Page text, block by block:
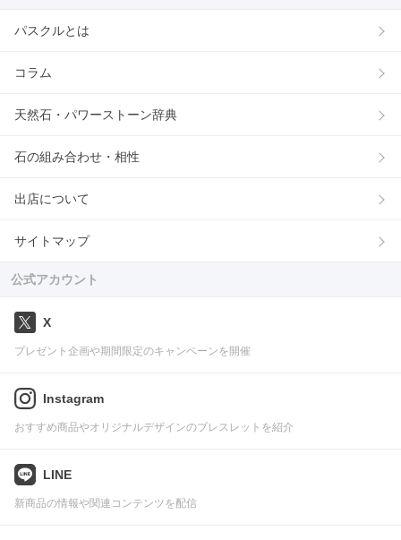
パスクルとは
コラム
天然石・パワーストーン辞典
石の組み合わせ・相性
出店について
サイトマップ
公式アカウント
X
プレゼント企画や期間限定のキャンペーンを開催
Instagram
おすすめ商品やオリジナルデザインのブレスレットを紹介
LINE
新商品の情報や関連コンテンツを配信